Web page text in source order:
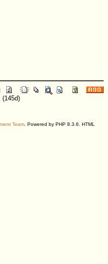
(145d)
Team. Powered by PHP 8.3.6. HTML